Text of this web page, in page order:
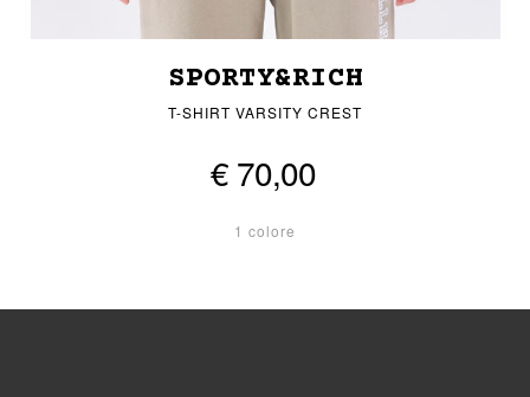
SPORTY&RICH
T-SHIRT VARSITY CREST
€ 70,00
1 colore